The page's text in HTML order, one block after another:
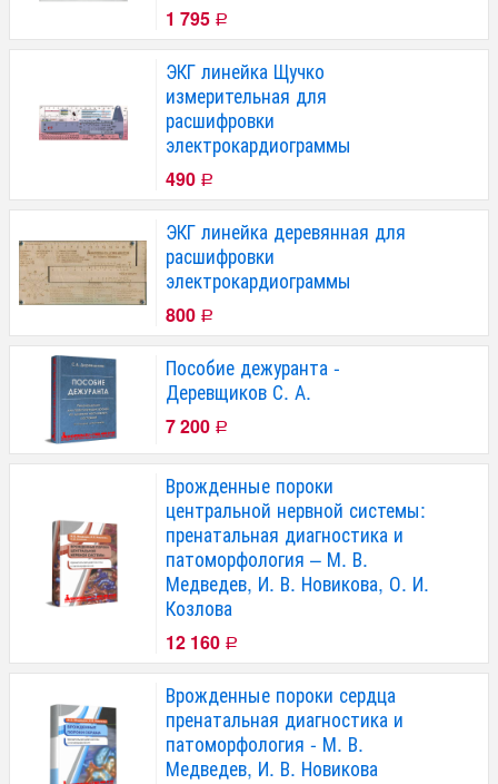
1 795 Р
ЭКГ линейка Щучко
измерительная для
расшифровки
электрокардиограммы
490 Р
ЭКГ линейка деревянная для
расшифровки
электрокардиограммы
800 Р
Пособие дежуранта -
Деревщиков С. А.
7 200 Р
Врожденные пороки
центральной нервной системы:
пренатальная диагностика и
патоморфология – М. В.
Медведев, И. В. Новикова, О. И.
Козлова
12 160 Р
Врожденные пороки сердца
пренатальная диагностика и
патоморфология - М. В.
Медведев, И. В. Новикова